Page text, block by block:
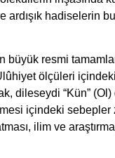
ardışık hadiselerin
resmi
ölçüleri
dileseydi “Kün”
içindeki
ilim ve